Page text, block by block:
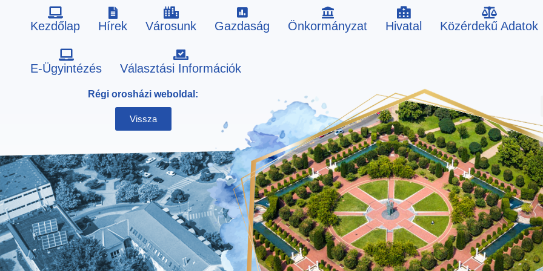
Kezdőlap Hírek Városunk Gazdaság Önkormányzat Hivatal Közérdekű Adatok
E-Ügyintézés Választási Információk
Régi orosházi weboldal:
Vissza